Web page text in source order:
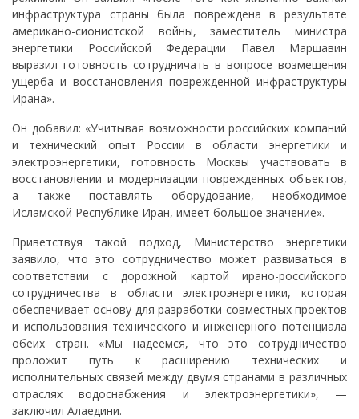
инфраструктура страны была повреждена в результате
американо-сионистской войны, заместитель министра
энергетики Российской Федерации Павел Маршавин
выразил готовность сотрудничать в вопросе возмещения
ущерба и восстановления поврежденной инфраструктуры
Ирана».
Он добавил: «Учитывая возможности российских компаний
и технический опыт России в области энергетики и
электроэнергетики, готовность Москвы участвовать в
восстановлении и модернизации поврежденных объектов,
а также поставлять оборудование, необходимое
Исламской Республике Иран, имеет большое значение».
Приветствуя такой подход, Министерство энергетики
заявило, что это сотрудничество может развиваться в
соответствии с дорожной картой ирано-российского
сотрудничества в области электроэнергетики, которая
обеспечивает основу для разработки совместных проектов
и использования технического и инженерного потенциала
обеих стран. «Мы надеемся, что это сотрудничество
проложит путь к расширению технических и
исполнительных связей между двумя странами в различных
отраслях водоснабжения и электроэнергетики», —
заключил Алаедини.